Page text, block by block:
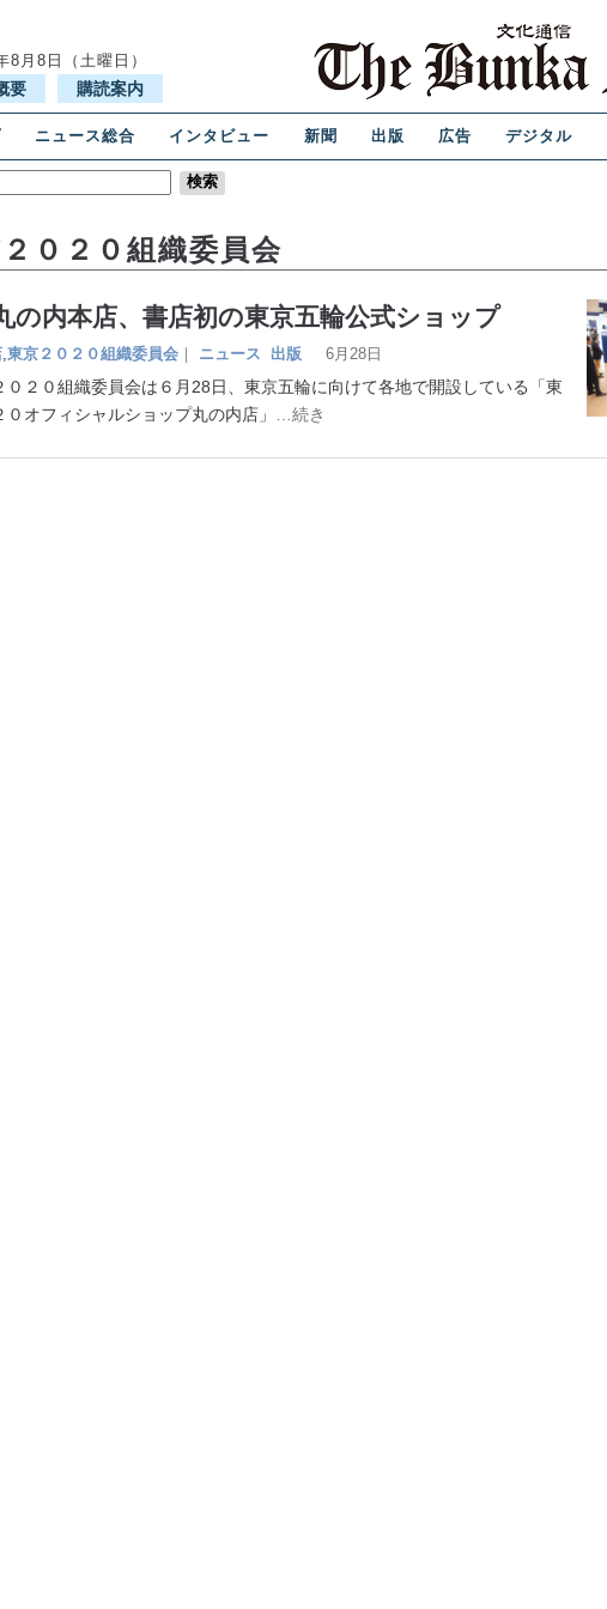
8月8日（土曜日）
要 購読案内
ニュース総合 インタビュー 新聞 出版 広告 デジタル
０２０組織委員会
の内本店、書店初の東京五輪公式ショップ
,東京２０２０組織委員会 ｜ ニュース 出版 6月28日
２０組織委員会は６月28日、東京五輪に向けて各地で開設している「東
０オフィシャルショップ丸の内店」
…続き